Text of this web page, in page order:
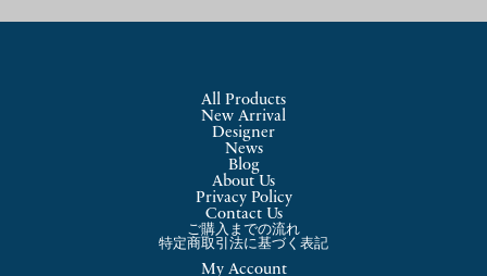
All Products
New Arrival
Designer
News
Blog
About Us
Privacy Policy
Contact Us
ご購入までの流れ
特定商取引法に基づく表記
My Account